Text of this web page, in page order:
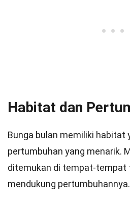
Habitat dan
Bunga bulan memiliki habitat
pertumbuhan yang menarik.
ditemukan di tempat-tempat
mendukung pertumbuhannya.